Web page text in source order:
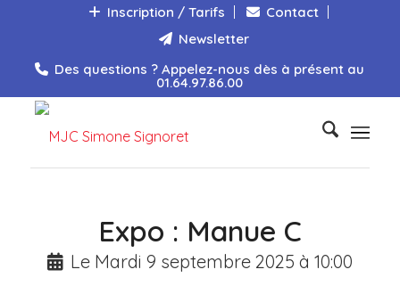
Inscription / Tarifs
Contact
Newsletter
Des questions ? Appelez-nous dès à présent au
01.64.97.86.00
Expo : Manue C
Le Mardi 9 septembre 2025 à 10:00